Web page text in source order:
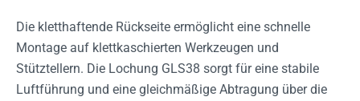
Die kletthaftende Rückseite ermöglicht eine schnelle
Montage auf klettkaschierten Werkzeugen und
Stütztellern. Die Lochung GLS38 sorgt für eine stabile
Luftführung und eine gleichmäßige Abtragung über die